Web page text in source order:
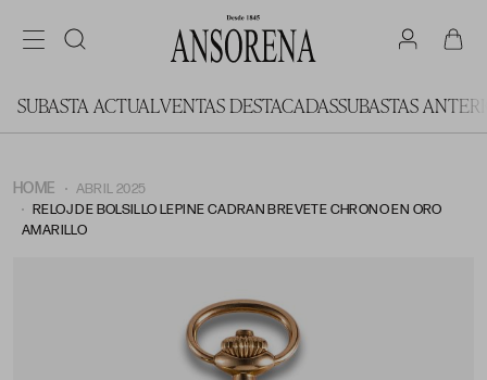
SUBASTA ACTUALVENTAS DESTACADASSUBASTAS
HOME
ABRIL 2025
RELOJ DE BOLSILLO LEPINE CADRAN BREVETE CHRONO EN ORO
AMARILLO